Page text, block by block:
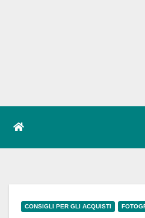
CONSIGLI PER GLI ACQUISTI